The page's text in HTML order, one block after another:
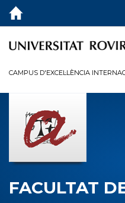
LA FACULTAT
QUALITAT
INFORMACIÓ PER A
R+D+I
CAMPUS D'EXCEL·LÈNCIA
FACULTAT